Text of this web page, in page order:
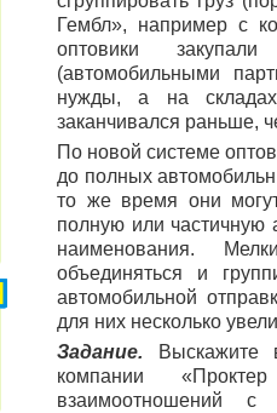
Гембл», например с
оптовики
(автомобильными
нужды, а на
заканчивался раньше,
По новой системе
до полных
то же время они
полную или частичную
наименования.
объединяться и
автомобильной
для них несколько
Задание.
Выскажите
компании
взаимоотношений с